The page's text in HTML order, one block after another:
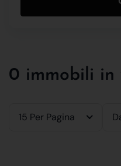
0 immobili in
15 Per Pagina